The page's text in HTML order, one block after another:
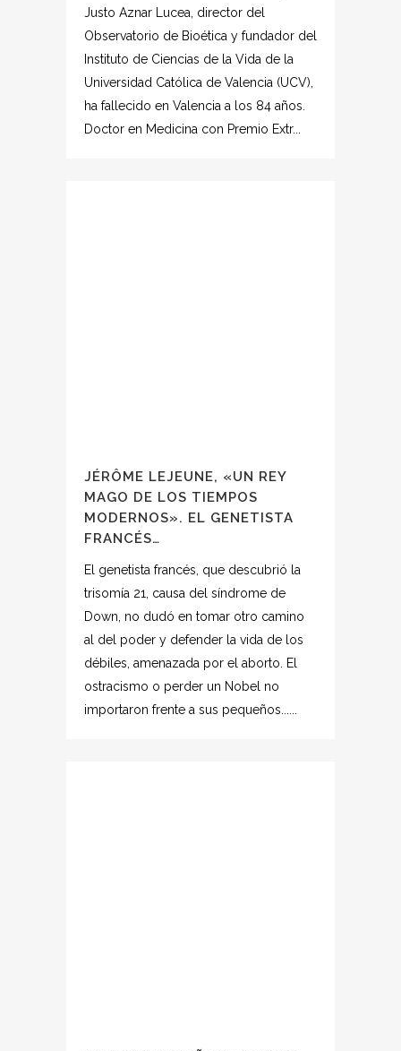
Justo Aznar Lucea, director del
Observatorio de Bioética y fundador del
Instituto de Ciencias de la Vida de la
Universidad Católica de Valencia (UCV),
ha fallecido en Valencia a los 84 años.
Doctor en Medicina con Premio Extr...
JÉRÔME LEJEUNE, «UN REY
MAGO DE LOS TIEMPOS
MODERNOS». EL GENETISTA
FRANCÉS…
El genetista francés, que descubrió la
trisomía 21, causa del síndrome de
Down, no dudó en tomar otro camino
al del poder y defender la vida de los
débiles, amenazada por el aborto. El
ostracismo o perder un Nobel no
importaron frente a sus pequeños......